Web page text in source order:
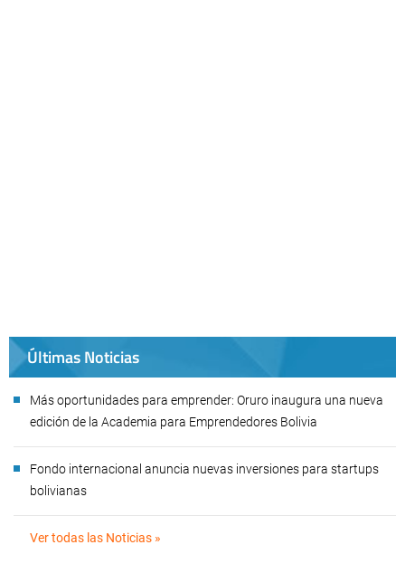
Últimas Noticias
Más oportunidades para emprender: Oruro inaugura una nueva
edición de la Academia para Emprendedores Bolivia
Fondo internacional anuncia nuevas inversiones para startups
bolivianas
Ver todas las Noticias »